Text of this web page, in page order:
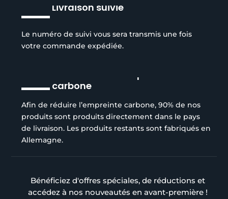
Livraison suivie
Le numéro de suivi vous sera transmis une fois
votre commande expédiée.
carbone
Afin de réduire l’empreinte carbone, 90% de nos
produits sont produits directement dans le pays
de livraison. Les produits restants sont fabriqués en
Allemagne.
Bénéficiez d'offres spéciales, de réductions et
accédez à nos nouveautés en avant-première !